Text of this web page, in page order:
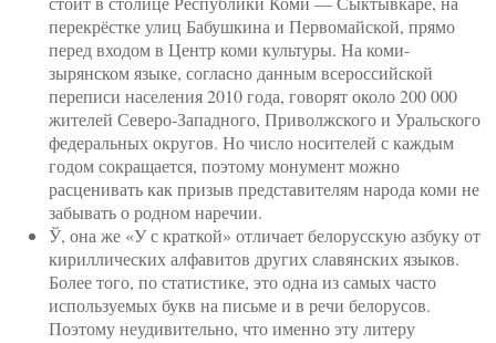
перекрёстке улиц Бабушкина и Первомайской, прямо
перед входом в Центр коми культуры. На коми-
зырянском языке, согласно данным всероссийской
переписи населения 2010 года, говорят около 200 000
жителей Северо-Западного, Приволжского и Уральского
федеральных округов. Но число носителей с каждым
годом сокращается, поэтому монумент можно
расценивать как призыв представителям народа коми не
забывать о родном наречии.
Ў, она же «У с краткой» отличает белорусскую азбуку от
кириллических алфавитов других славянских языков.
Более того, по статистике, это одна из самых часто
используемых букв на письме и в речи белорусов.
Поэтому неудивительно, что именно эту литеру